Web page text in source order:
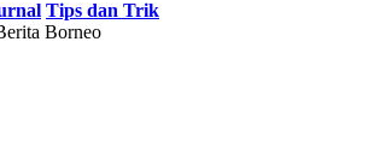
Tips dan Trik
Borneo